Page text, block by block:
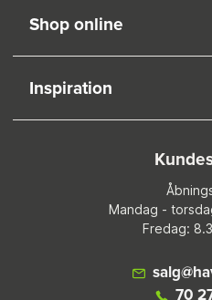
Shop online
Inspiration
Mandag -
Fredag:
70